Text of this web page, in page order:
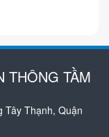
THÔNG TẦM
Tây Thạnh, Quận